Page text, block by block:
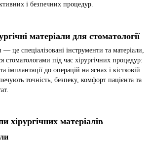
і безпечних процедур.
матеріали для стоматології
— це спеціалізовані інструменти та матеріали,
стоматологами під час хірургічних процедур:
імплантації до операцій на яснах і кістковій
точність, безпеку, комфорт пацієнта та
хірургічних матеріалів